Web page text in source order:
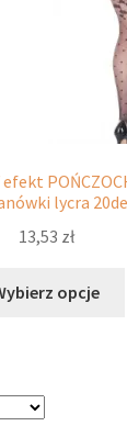
lycra
13,53 zł
opcje